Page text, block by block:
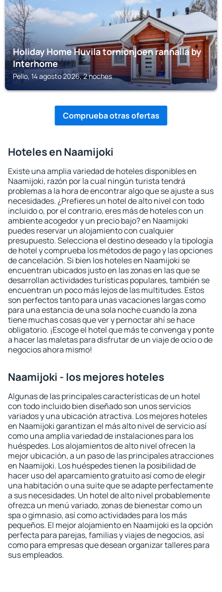
Holiday Home Huvila tornionjoen rannalla by
Interhome
Pello, 14 agosto 2026, 2 noches
Comprueba otras ofertas
Hoteles en Naamijoki
Existe una amplia variedad de hoteles disponibles en
Naamijoki, razón por la cual ningún turista tendrá
problemas a la hora de encontrar algo que se ajuste a sus
necesidades. ¿Prefieres un hotel de alto nivel con todo
incluido o, por el contrario, eres más de hoteles con un
ambiente acogedor y un precio bajo? en Naamijoki
puedes reservar un alojamiento con cualquier
presupuesto. Selecciona el destino deseado y la tipología
de hotel y comprueba los métodos de pago y las opciones
de cancelación. Si bien los hoteles en Naamijoki se
encuentran ubicados justo en las zonas en las que se
desarrollan actividades turísticas populares, también se
encuentran un poco más lejos de las multitudes. Estos
son perfectos tanto para unas vacaciones largas como
para una estancia de una sola noche cuando la zona
tiene muchas cosas que ver y pernoctar ahí se hace
obligatorio. ¡Escoge el hotel que más te convenga y ponte
a hacer las maletas para disfrutar de un viaje de ocio o de
negocios ahora mismo!
Naamijoki - los mejores hoteles
Algunas de las principales características de un hotel
con todo incluido bien diseñado son unos servicios
variados y una ubicación atractiva. Los mejores hoteles
en Naamijoki garantizan el más alto nivel de servicio así
como una amplia variedad de instalaciones para los
huéspedes. Los alojamientos de alto nivel ofrecen la
mejor ubicación, a un paso de las principales atracciones
en Naamijoki. Los huéspedes tienen la posibilidad de
hacer uso del aparcamiento gratuito así como de elegir
una habitación o una suite que se adapte perfectamente
a sus necesidades. Un hotel de alto nivel probablemente
ofrezca un menú variado, zonas de bienestar como un
spa o gimnasio, así como actividades para los más
pequeños. El mejor alojamiento en Naamijoki es la opción
perfecta para parejas, familias y viajes de negocios, así
como para empresas que desean organizar talleres para
sus empleados.